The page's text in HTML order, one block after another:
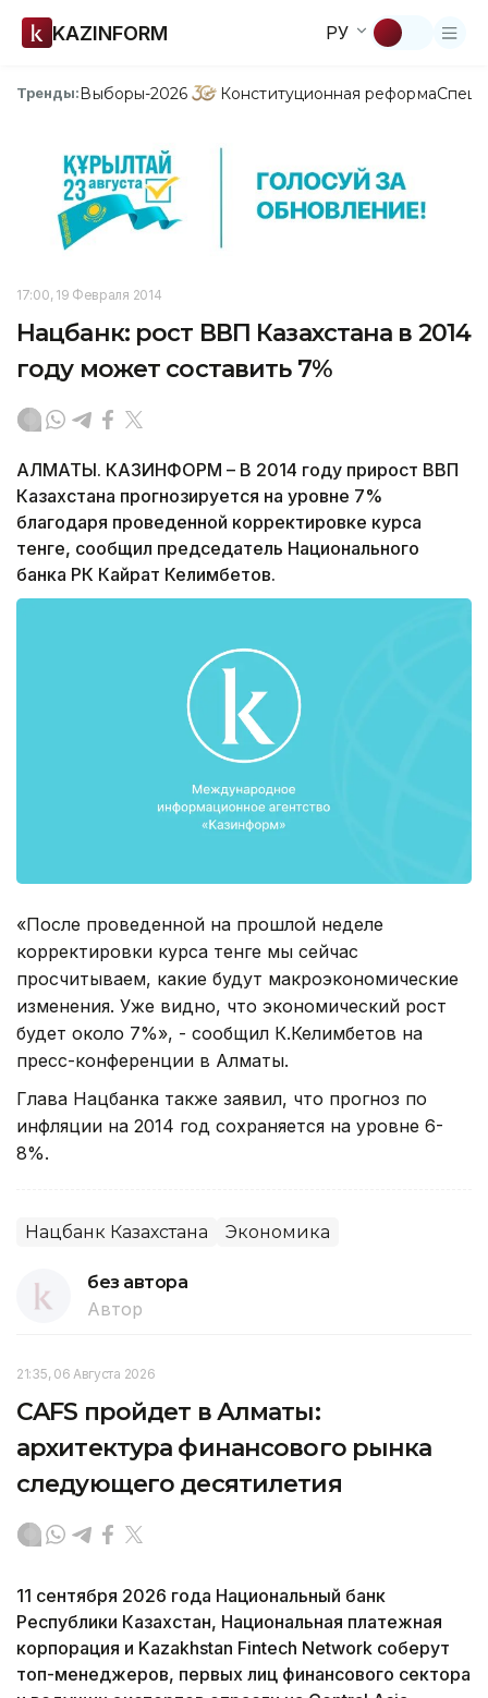
KAZINFORM РУ
Тренды:Выборы-2026 Конституционная реформа
17:00, 19 Февраля 2014
Нацбанк: рост ВВП Казахстана в 2014
году может составить 7%
АЛМАТЫ. КАЗИНФОРМ – В 2014 году прирост ВВП
Казахстана прогнозируется на уровне 7%
благодаря проведенной корректировке курса
тенге, сообщил председатель Национального
банка РК Кайрат Келимбетов.
«После проведенной на прошлой неделе
корректировки курса тенге мы сейчас
просчитываем, какие будут макроэкономические
изменения. Уже видно, что экономический рост
будет около 7%», - сообщил К.Келимбетов на
пресс-конференции в Алматы.
Глава Нацбанка также заявил, что прогноз по
инфляции на 2014 год сохраняется на уровне 6-
8%.
Нацбанк Казахстана Экономика
без автора
Автор
21:35, 06 Августа 2026
CAFS пройдет в Алматы:
архитектура финансового рынка
следующего десятилетия
11 сентября 2026 года Национальный банк
Республики Казахстан, Национальная платежная
корпорация и Kazakhstan Fintech Network соберут
топ-менеджеров, первых лиц финансового сектора